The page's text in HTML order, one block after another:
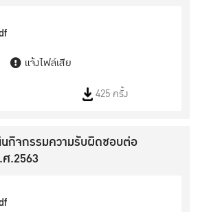
แจ้งไฟล์เสีย
425 ครั้ง
นกิจกรรมความรับผิดชอบต่อ
.2563